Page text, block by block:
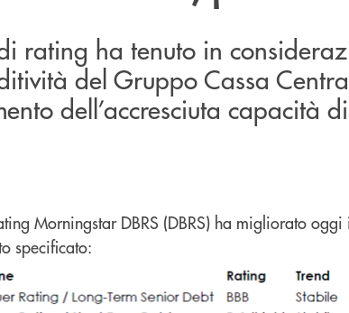
di rating ha tenuto in
del Gruppo Cassa
dell’accresciuta capacità
Morningstar DBRS (DBRS) ha migliorato
specificato: